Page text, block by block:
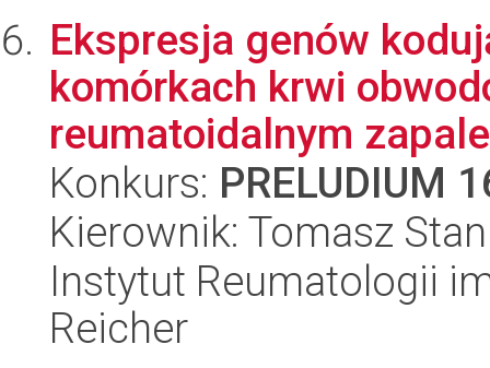
Ekspresja genów
komórkach krwi
reumatoidalnym
Konkurs: PRELUDIUM
Kierownik: Tomasz
Instytut Reumatologii
Reicher